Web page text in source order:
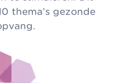
thema’s gezonde